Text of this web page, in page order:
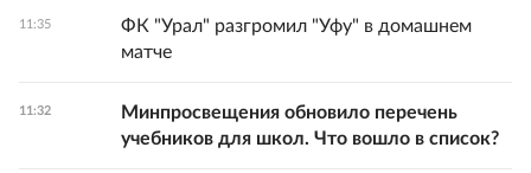
11:35
ФК "Урал" разгромил "Уфу" в домашнем
матче
11:32
Минпросвещения обновило перечень
учебников для школ. Что вошло в список?